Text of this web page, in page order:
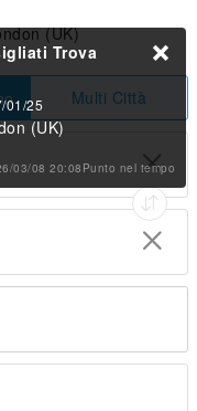
(UK)
Multi Città
Trova
01/25
(UK)
03/08 20:08Punto nel tempo